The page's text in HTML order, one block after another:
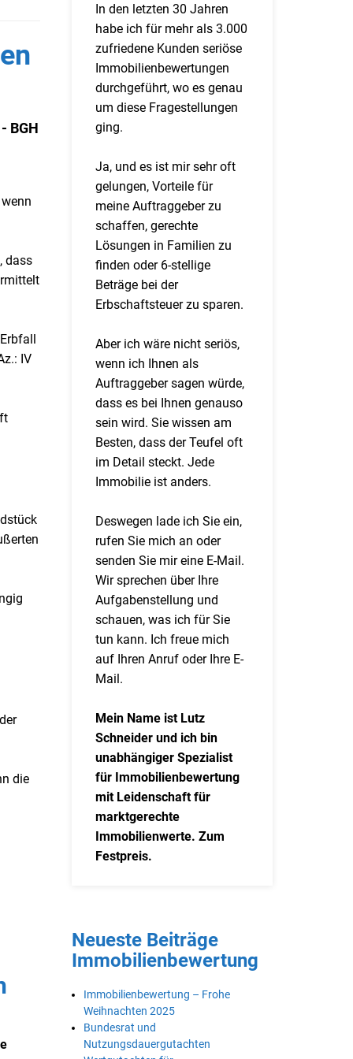
BGH
dass
IV
die
In den letzten 30 Jahren
habe ich für mehr als 3.000
zufriedene Kunden seriöse
Immobilienbewertungen
durchgeführt, wo es genau
um diese Fragestellungen
ging.
Ja, und es ist mir sehr oft
gelungen, Vorteile für
meine Auftraggeber zu
schaffen, gerechte
Lösungen in Familien zu
finden oder 6-stellige
Beträge bei der
Erbschaftsteuer zu sparen.
Aber ich wäre nicht seriös,
wenn ich Ihnen als
Auftraggeber sagen würde,
dass es bei Ihnen genauso
sein wird. Sie wissen am
Besten, dass der Teufel oft
im Detail steckt. Jede
Immobilie ist anders.
Deswegen lade ich Sie ein,
rufen Sie mich an oder
senden Sie mir eine E-Mail.
Wir sprechen über Ihre
Aufgabenstellung und
schauen, was ich für Sie
tun kann. Ich freue mich
auf Ihren Anruf oder Ihre E-
Mail.
Mein Name ist Lutz
Schneider und ich bin
unabhängiger Spezialist
für Immobilienbewertung
mit Leidenschaft für
marktgerechte
Immobilienwerte. Zum
Festpreis.
Neueste Beiträge
Immobilienbewertung
Immobilienbewertung – Frohe
Weihnachten 2025
Bundesrat und
Nutzungsdauergutachten